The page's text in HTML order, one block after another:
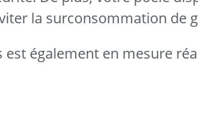
la surconsommation de
également en mesure